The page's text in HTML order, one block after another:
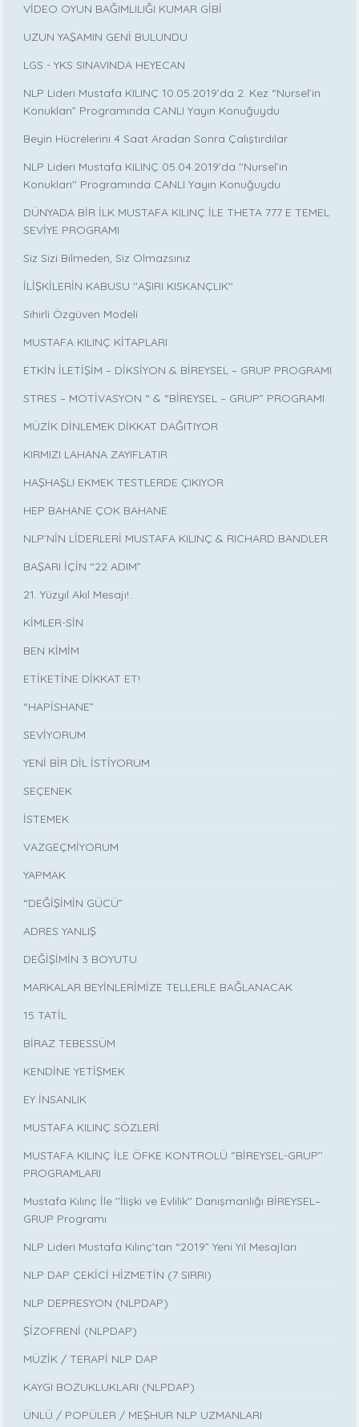
VİDEO OYUN BAĞIMLILIĞI KUMAR GİBİ
UZUN YAŞAMIN GENİ BULUNDU
LGS - YKS SINAVINDA HEYECAN
NLP Lideri Mustafa KILINÇ 10.05.2019’da 2. Kez “Nursel’in
Konukları” Programında CANLI Yayın Konuğuydu
Beyin Hücrelerini 4 Saat Aradan Sonra Çalıştırdılar
NLP Lideri Mustafa KILINÇ 05.04.2019'da ''Nursel’in
Konukları'' Programında CANLI Yayın Konuğuydu
DÜNYADA BİR İLK MUSTAFA KILINÇ İLE THETA 777 E TEMEL
SEVİYE PROGRAMI
Siz Sizi Bilmeden, Siz Olmazsınız
İLİŞKİLERİN KABUSU ''AŞIRI KISKANÇLIK''
Sihirli Özgüven Modeli
MUSTAFA KILINÇ KİTAPLARI
ETKİN İLETİŞİM – DİKSİYON & BİREYSEL – GRUP PROGRAMI
STRES – MOTİVASYON “ & “BİREYSEL – GRUP” PROGRAMI
MÜZİK DİNLEMEK DİKKAT DAĞITIYOR
KIRMIZI LAHANA ZAYIFLATIR
HAŞHAŞLI EKMEK TESTLERDE ÇIKIYOR
HEP BAHANE ÇOK BAHANE
NLP’NİN LİDERLERİ MUSTAFA KILINÇ & RICHARD BANDLER
BAŞARI İÇİN “22 ADIM”
21. Yüzyıl Akıl Mesajı!..
KİMLER-SİN
BEN KİMİM
ETİKETİNE DİKKAT ET!
“HAPİSHANE”
SEVİYORUM
YENİ BİR DİL İSTİYORUM
SEÇENEK
İSTEMEK
VAZGEÇMİYORUM
YAPMAK
“DEĞİŞİMİN GÜCÜ”
ADRES YANLIŞ
DEĞİŞİMİN 3 BOYUTU
MARKALAR BEYİNLERİMİZE TELLERLE BAĞLANACAK
15 TATİL
BİRAZ TEBESSÜM
KENDİNE YETİŞMEK
EY İNSANLIK
MUSTAFA KILINÇ SÖZLERİ
MUSTAFA KILINÇ İLE ÖFKE KONTROLÜ ‘’BİREYSEL-GRUP’’
PROGRAMLARI
Mustafa Kılınç İle ''İlişki ve Evlilik'' Danışmanlığı BİREYSEL–
GRUP Programı
NLP Lideri Mustafa Kılınç’tan “2019” Yeni Yıl Mesajları
NLP DAP ÇEKİCİ HİZMETİN (7 SIRRI)
NLP DEPRESYON (NLPDAP)
ŞİZOFRENİ (NLPDAP)
MÜZİK / TERAPİ NLP DAP
KAYGI BOZUKLUKLARI (NLPDAP)
ÜNLÜ / POPÜLER / MEŞHUR NLP UZMANLARI